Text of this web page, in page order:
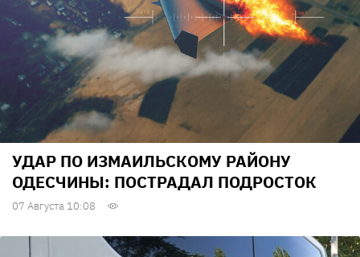
УДАР ПО ИЗМАИЛЬСКОМУ РАЙОНУ
ОДЕСЧИНЫ: ПОСТРАДАЛ ПОДРОСТОК
07 Августа 10:08